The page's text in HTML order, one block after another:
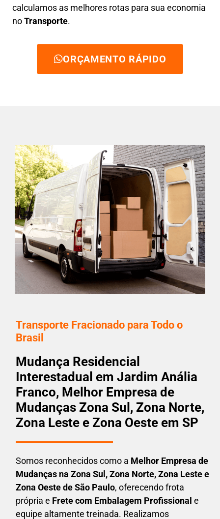
calculamos as melhores rotas para sua economia
noTransporte.
ORÇAMENTO RÁPIDO
Transporte Fracionado para Todo o
Brasil
Mudança Residencial
Interestadual em Jardim Anália
Franco, Melhor Empresa de
Mudanças Zona Sul, Zona Norte,
Zona Leste e Zona Oeste em SP
Somos reconhecidos como a Melhor Empresa de
Mudanças na Zona Sul, Zona Norte, Zona Leste e
Zona Oeste de São Paulo, oferecendo frota
própria e Frete com Embalagem Profissional e
equipe altamente treinada. Realizamos